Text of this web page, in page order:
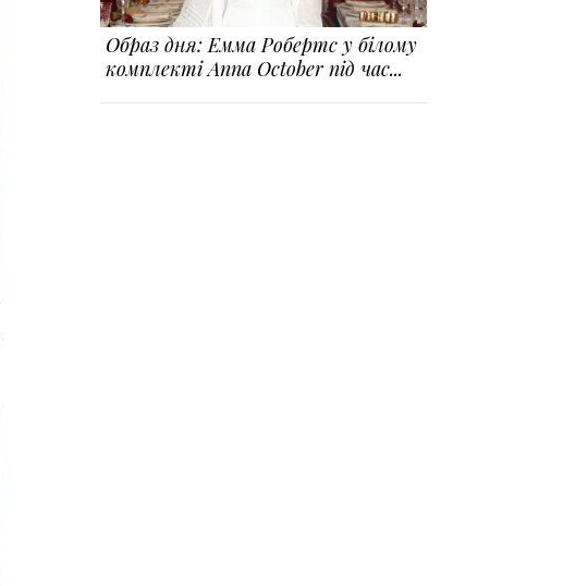
Образ дня: Емма Робертс у білому
комплекті Anna October під час...